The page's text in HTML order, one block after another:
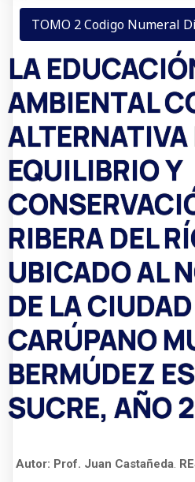
TOMO 2 Codigo Numeral
LA
AMBIENTAL
ALTERNATIVA
EQUILIBRIO Y
RIBERA DEL
UBICADO AL
DE LA
CARÚPANO
BERMÚDEZ
SUCRE, AÑO
Autor: Prof. Juan Castañeda.